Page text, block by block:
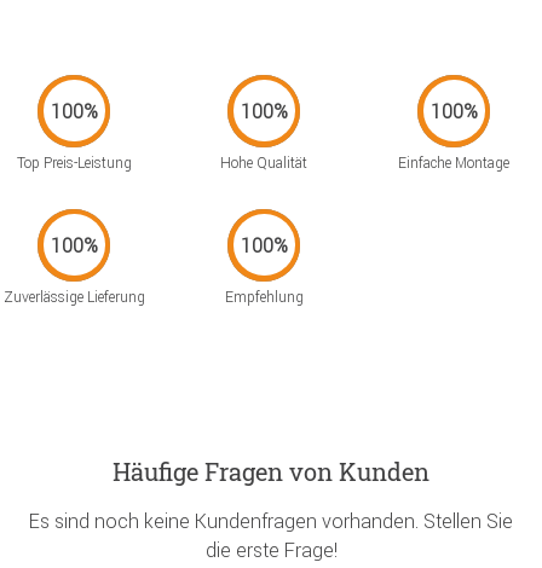
Top Preis-Leistung Hohe Qualität Einfache Montage
Zuverlässige Lieferung Empfehlung
Häufige Fragen von Kunden
Es sind noch keine Kundenfragen vorhanden. Stellen Sie
die erste Frage!